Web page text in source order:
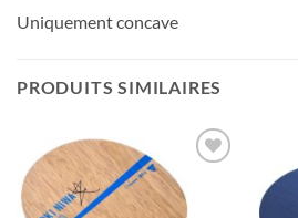
Uniquement concave
PRODUITS SIMILAIRES
souhaits